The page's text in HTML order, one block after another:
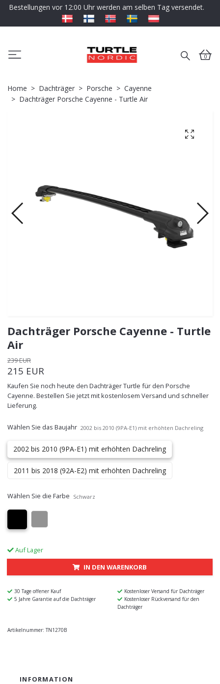
Bestellungen vor 12:00 Uhr werden am selben Tag versendet.
0
Home Dachträger Porsche
Cayenne
Dachträger Porsche Cayenne - Turtle Air
Dachträger Porsche Cayenne - Turtle
Air
239 EUR
215 EUR
Kaufen Sie noch heute den Dachträger Turtle für den Porsche
Cayenne. Bestellen Sie jetzt mit kostenlosem Versand und schneller
Lieferung.
Wählen Sie das Baujahr 2002 bis 2010 (9PA-E1) mit erhöhten Dachreling
2002 bis 2010 (9PA-E1) mit erhöhten Dachreling
2011 bis 2018 (92A-E2) mit erhöhten Dachreling
Wählen Sie die Farbe Schwarz
Auf Lager
IN DEN WARENKORB
30 Tage offener Kauf
Kostenloser Versand für Dachträger
5 Jahre Garantie auf die Dachträger
Kostenloser Rückversand für den
Dachträger
Artikelnummer: TN1270B
INFORMATION